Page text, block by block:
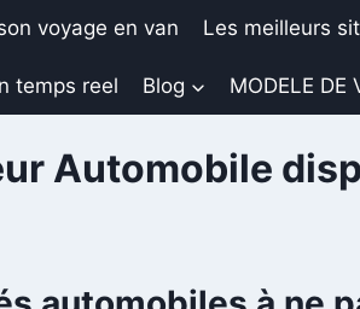
voyage en van Les meilleurs
temps reel Blog MODELE DE
Automobile